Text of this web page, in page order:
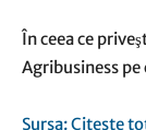
În ceea ce
Agribusiness
Sursa: Citeste